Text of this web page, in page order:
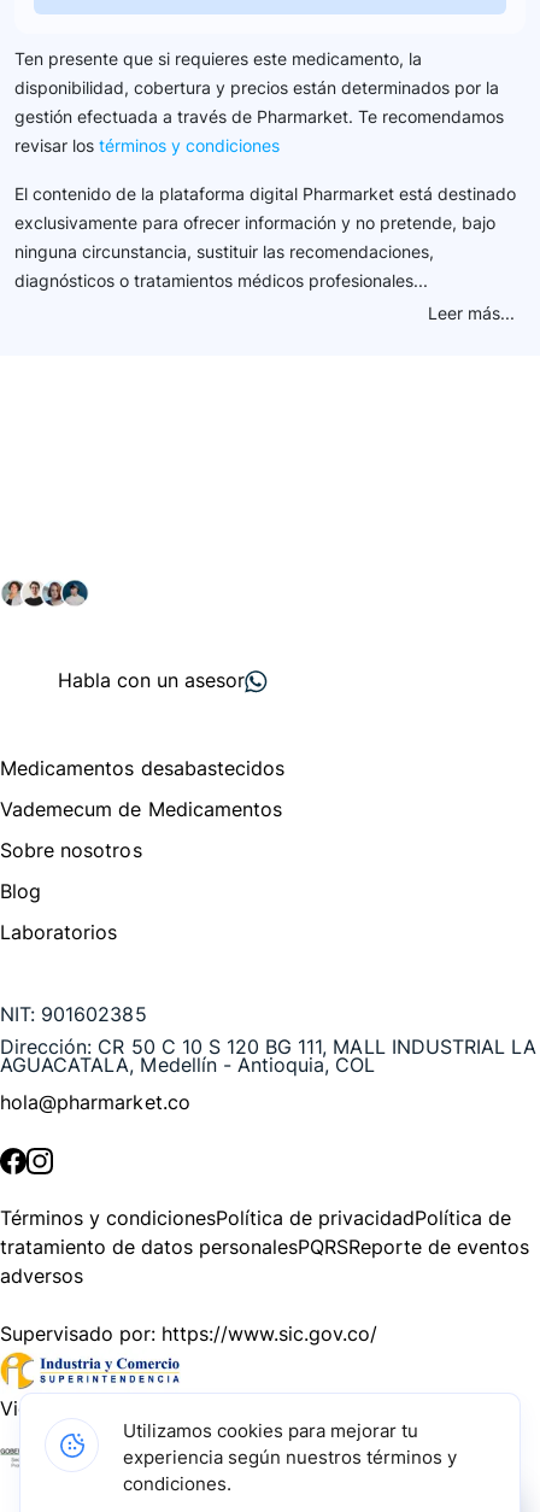
Ten presente que si requieres este medicamento, la
disponibilidad, cobertura y precios están determinados por la
gestión efectuada a través de Pharmarket. Te recomendamos
revisar los términos y condiciones
El contenido de la plataforma digital Pharmarket está destinado
exclusivamente para ofrecer información y no pretende, bajo
ninguna circunstancia, sustituir las recomendaciones,
diagnósticos o tratamientos médicos profesionales...
Leer más...
Habla con un asesor
Medicamentos desabastecidos
Vademecum de Medicamentos
Sobre nosotros
Blog
Laboratorios
NIT: 901602385
Dirección: CR 50 C 10 S 120 BG 111, MALL INDUSTRIAL LA
AGUACATALA, Medellín - Antioquia, COL
hola@pharmarket.co
Términos y condicionesPolítica de privacidadPolítica de
tratamiento de datos personalesPQRSReporte de eventos
adversos
Supervisado por: https://www.sic.gov.co/
Vigilado por:
Gracias a nuestros impulsadores, podemos presentarte la
Utilizamos cookies para mejorar tu
experiencia según nuestros términos y
condiciones.